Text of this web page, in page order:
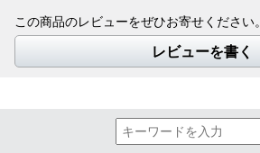
この商品のレビューをぜひお寄せください。
レビューを書く